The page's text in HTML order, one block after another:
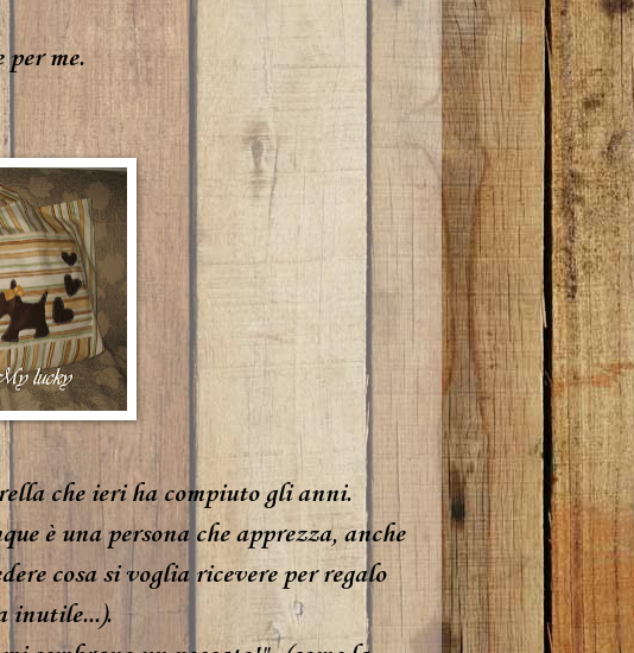
me.
che ieri ha compiuto gli anni.
è una persona che apprezza, anche
cosa si voglia ricevere per regalo
inutile...).